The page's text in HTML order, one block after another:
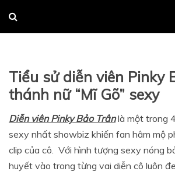
Tiểu sử diễn viên Pinky
thánh nữ “Mĩ Gõ” sexy
Diễn viên Pinky Bảo Trânlà một trong
sexy nhất showbiz khiến fan hâm mộ
clip của cô. Với hình tượng sexy nóng
huyết vào trong từng vai diễn cô luôn